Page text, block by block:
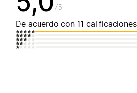
5
De acuerdo con 11 calificaciones